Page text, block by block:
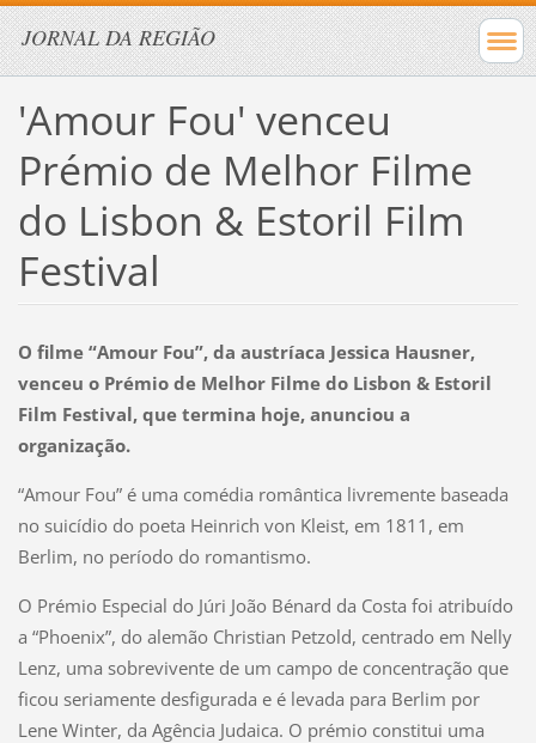
JORNAL DA REGIÃO
'Amour Fou' venceu
Prémio de Melhor Filme
do Lisbon & Estoril Film
Festival
O filme “Amour Fou”, da austríaca Jessica Hausner,
venceu o Prémio de Melhor Filme do Lisbon & Estoril
Film Festival, que termina hoje, anunciou a
organização.
“Amour Fou” é uma comédia romântica livremente baseada
no suicídio do poeta Heinrich von Kleist, em 1811, em
Berlim, no período do romantismo.
O Prémio Especial do Júri João Bénard da Costa foi atribuído
a “Phoenix”, do alemão Christian Petzold, centrado em Nelly
Lenz, uma sobrevivente de um campo de concentração que
ficou seriamente desfigurada e é levada para Berlim por
Lene Winter, da Agência Judaica. O prémio constitui uma